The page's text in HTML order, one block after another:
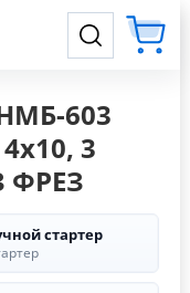
603
3
ФРЕЗ
стартер